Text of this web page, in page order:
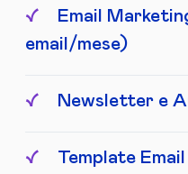
Email
email/mese)
Newsletter e
Template